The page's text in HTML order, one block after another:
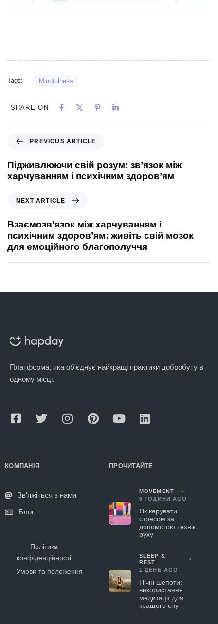
Tags: Mindfulness
SHARE ON
PREVIOUS ARTICLE
Підживлюючи свій розум: зв’язок між
харчуванням і психічним здоров’ям
NEXT ARTICLE
Взаємозв’язок між харчуванням і
психічним здоров’ям: живіть свій мозок
для емоційного благополуччя
Платформа, яка об'єднує найкращі практики добробуту в
одному місці.
КОМПАНІЯ
Зв'яжіться з нами
Блог
Політика
конфіденційності
Умови та положення
ПРОЧИТАЙТЕ
MOVEMENT
6 ГОДИНИ AGO
Як керувати
стресом за
допомогою технік
руху
SLEEP &
REST
1 ДЕНЬ AGO
Нічні шепоти:
використання
медитації для
кращого сну